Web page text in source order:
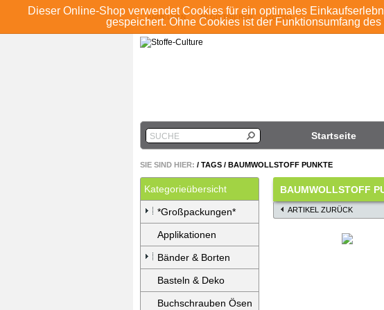
Dieser Online-Shop verwendet Cookies für ein optimales
gespeichert. Ohne Cookies ist der Funktionsumfang
ANMELDEN REGISTRIEREN KONTO
Startseite
SUCHE
SIE SIND HIER: / TAGS / BAUMWOLLSTOFF PUNKTE
Kategorieübersicht
*Großpackungen*
Applikationen
Bänder & Borten
Basteln & Deko
Buchschrauben Ösen
BAUMWOLLSTOFF
ARTIKEL ZURÜCK